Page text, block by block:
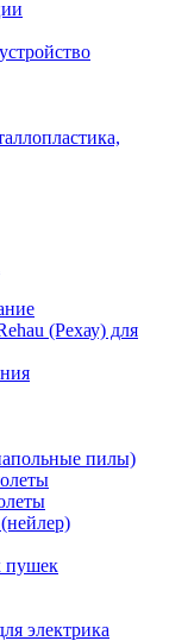
(Рехау) для
пилы)
пушек
электрика